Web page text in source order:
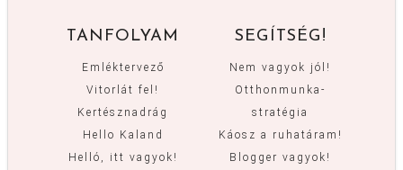
TANFOLYAM
Emléktervező
Vitorlát fel!
Kertésznadrág
Hello Kaland
Helló, itt vagyok!
SEGÍTSÉG!
Nem vagyok jól!
Otthonmunka-
stratégia
Káosz a ruhatáram!
Blogger vagyok!